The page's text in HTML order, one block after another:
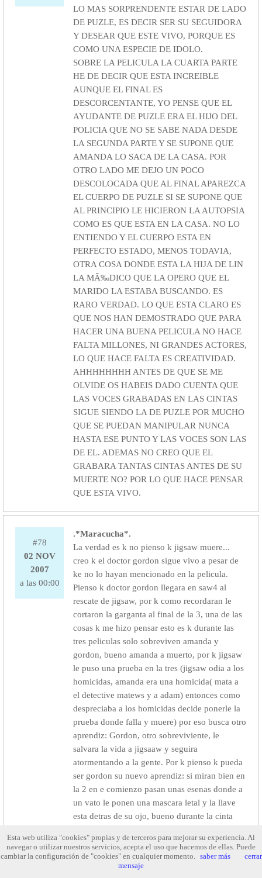
LO MAS SORPRENDENTE ESTAR DE LADO
DE PUZLE, ES DECIR SER SU SEGUIDORA
Y DESEAR QUE ESTE VIVO, PORQUE ES
COMO UNA ESPECIE DE IDOLO.
SOBRE LA PELICULA LA CUARTA PARTE
HE DE DECIR QUE ESTA INCREIBLE
AUNQUE EL FINAL ES
DESCORCENTANTE, YO PENSE QUE EL
AYUDANTE DE PUZLE ERA EL HIJO DEL
POLICIA QUE NO SE SABE NADA DESDE
LA SEGUNDA PARTE Y SE SUPONE QUE
AMANDA LO SACA DE LA CASA. POR
OTRO LADO ME DEJO UN POCO
DESCOLOCADA QUE AL FINAL APAREZCA
EL CUERPO DE PUZLE SI SE SUPONE QUE
AL PRINCIPIO LE HICIERON LA AUTOPSIA
COMO ES QUE ESTA EN LA CASA. NO LO
ENTIENDO Y EL CUERPO ESTA EN
PERFECTO ESTADO, MENOS TODAVIA,
OTRA COSA DONDE ESTA LA HIJA DE LIN
LA MÃ‰DICO QUE LA OPERO QUE EL
MARIDO LA ESTABA BUSCANDO. ES
RARO VERDAD. LO QUE ESTA CLARO ES
QUE NOS HAN DEMOSTRADO QUE PARA
HACER UNA BUENA PELICULA NO HACE
FALTA MILLONES, NI GRANDES ACTORES,
LO QUE HACE FALTA ES CREATIVIDAD.
AHHHHHHHH ANTES DE QUE SE ME
OLVIDE OS HABEIS DADO CUENTA QUE
LAS VOCES GRABADAS EN LAS CINTAS
SIGUE SIENDO LA DE PUZLE POR MUCHO
QUE SE PUEDAN MANIPULAR NUNCA
HASTA ESE PUNTO Y LAS VOCES SON LAS
DE EL. ADEMAS NO CREO QUE EL
GRABARA TANTAS CINTAS ANTES DE SU
MUERTE NO? POR LO QUE HACE PENSAR
QUE ESTA VIVO.
#78
02 NOV
2007
a las 00:00
.*Maracucha*.
La verdad es k no pienso k jigsaw muere...
creo k el doctor gordon sigue vivo a pesar de
ke no lo hayan mencionado en la pelicula.
Pienso k doctor gordon llegara en saw4 al
rescate de jigsaw, por k como recordaran le
cortaron la garganta al final de la 3, una de las
cosas k me hizo pensar esto es k durante las
tres peliculas solo sobreviven amanda y
gordon, bueno amanda a muerto, por k jigsaw
le puso una prueba en la tres (jigsaw odia a los
homicidas, amanda era una homicida( mata a
el detective matews y a adam) entonces como
despreciaba a los homicidas decide ponerle la
prueba donde falla y muere) por eso busca otro
aprendiz: Gordon, otro sobreviviente, le
salvara la vida a jigsaaw y seguira
atormentando a la gente. Por k pienso k pueda
ser gordon su nuevo aprendiz: si miran bien en
la 2 en e comienzo pasan unas esenas donde a
un vato le ponen una mascara letal y la llave
esta detras de su ojo, bueno durante la cinta
la llave bueno el tipo k lo esta operando
COGEA Â¿por k sera? Â¿le faltara un pie? K
yo sepa al dr. gordon le flata un pie, y aparte es
Esta web utiliza "cookies" propias y de terceros para mejorar su experiencia. Al
navegar o utilizar nuestros servicios, acepta el uso que hacemos de ellas. Puede
cambiar la configuración de "cookies" en cualquier momento. saber más
cerrar
mensaje